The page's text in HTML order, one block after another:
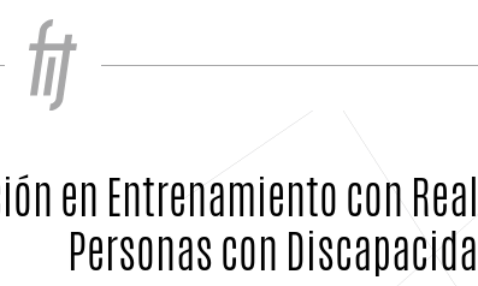
en Entrenamiento con
Personas con